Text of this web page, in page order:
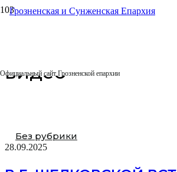
Официальный сайт Грозненской епархии
видео
Без рубрики
28.09.2025